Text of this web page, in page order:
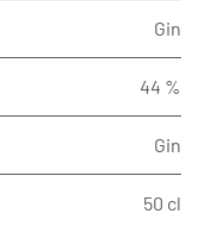
Gin
44 %
Gin
50 cl